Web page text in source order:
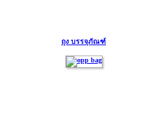
ถุง บรรจุภัณฑ์